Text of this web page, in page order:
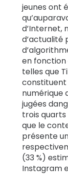
jeunes ont
d’Internet,
d’actualité
en fonction
telles que
constituent
numérique
jugées
trois quarts
que le
présente
(33 %)
Instagram